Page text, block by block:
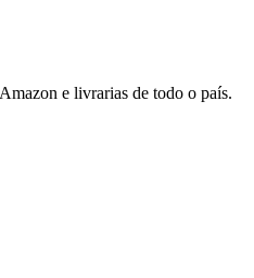
e livrarias de todo o país.